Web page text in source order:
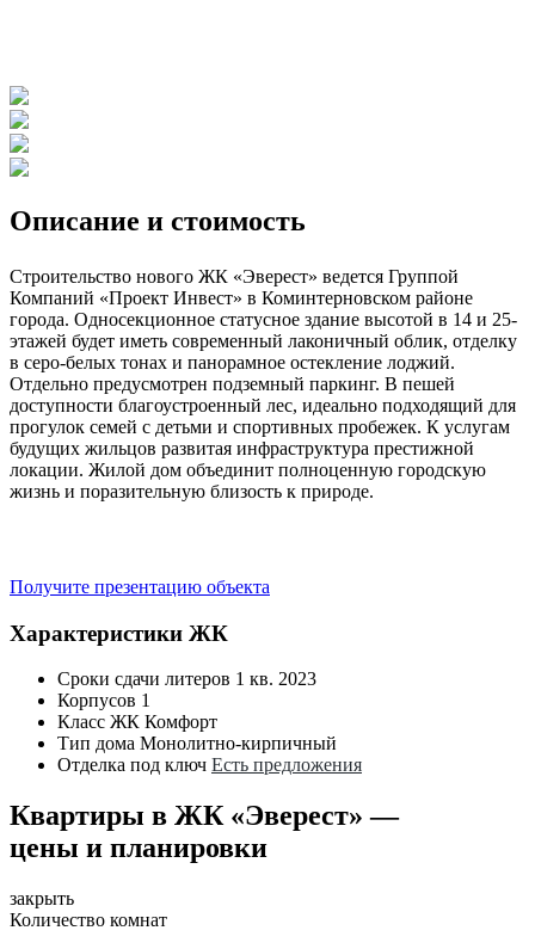
Описание и стоимость
Строительство нового ЖК «Эверест» ведется Группой
Компаний «Проект Инвест» в Коминтерновском районе
города. Односекционное статусное здание высотой в 14 и 25-
этажей будет иметь современный лаконичный облик, отделку
в серо-белых тонах и панорамное остекление лоджий.
Отдельно предусмотрен подземный паркинг. В пешей
доступности благоустроенный лес, идеально подходящий для
прогулок семей с детьми и спортивных пробежек. К услугам
будущих жильцов развитая инфраструктура престижной
локации. Жилой дом объединит полноценную городскую
жизнь и поразительную близость к природе.
Получите презентацию объекта
Характеристики ЖК
Сроки сдачи литеров 1 кв. 2023
Корпусов 1
Класс ЖК Комфорт
Тип дома Монолитно-кирпичный
Отделка под ключ Есть предложения
Квартиры в ЖК «Эверест» —
цены и планировки
закрыть
Количество комнат